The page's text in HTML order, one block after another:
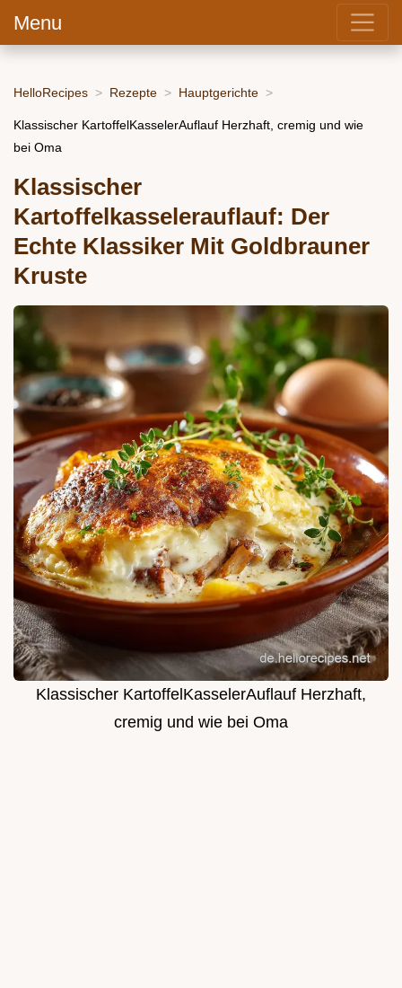
Menu
HelloRecipes Rezepte Hauptgerichte
Klassischer KartoffelKasselerAuflauf Herzhaft, cremig und wie
bei Oma
Klassischer
Kartoffelkasselerauflauf: Der
Echte Klassiker Mit Goldbrauner
Kruste
Klassischer KartoffelKasselerAuflauf Herzhaft,
cremig und wie bei Oma